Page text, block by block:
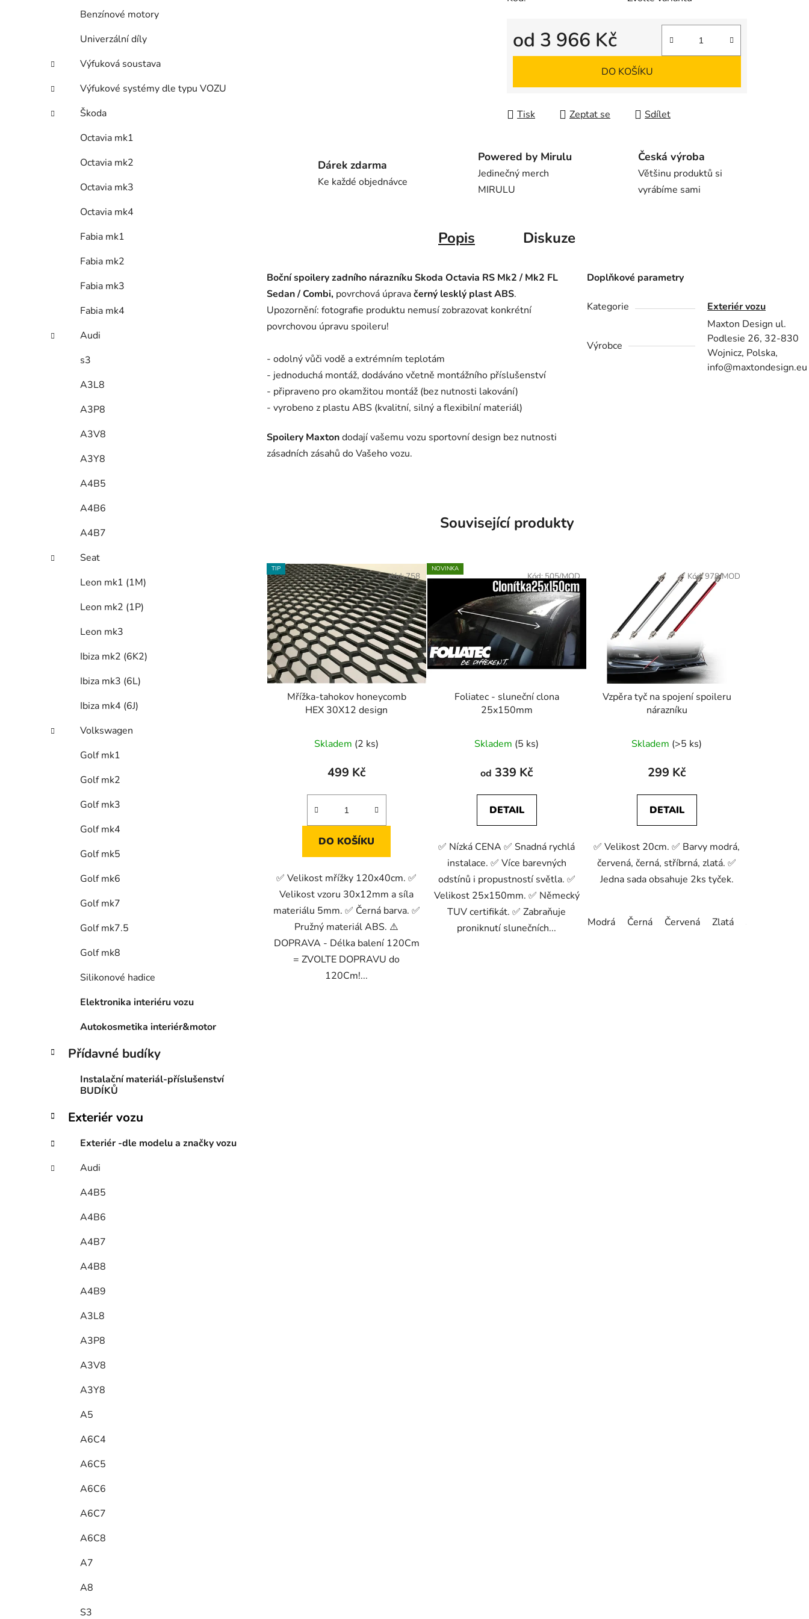
Benzínové motory
Univerzální díly
Výfuková soustava
Výfukové systémy dle typu VOZU
Škoda
Octavia mk1
Octavia mk2
Octavia mk3
Octavia mk4
Fabia mk1
Fabia mk2
Fabia mk3
Fabia mk4
Audi
s3
A3L8
A3P8
A3V8
A3Y8
A4B5
A4B6
A4B7
Seat
Leon mk1 (1M)
Leon mk2 (1P)
Leon mk3
Ibiza mk2 (6K2)
Ibiza mk3 (6L)
Ibiza mk4 (6J)
Volkswagen
Golf mk1
Golf mk2
Golf mk3
Golf mk4
Golf mk5
Golf mk6
Golf mk7
Golf mk7.5
Golf mk8
Silikonové hadice
Elektronika interiéru vozu
Autokosmetika interiér&motor
Přídavné budíky
Instalační materiál-příslušenství
BUDÍKŮ
Exteriér vozu
Exteriér -dle modelu a značky vozu
Audi
A4B5
A4B6
A4B7
A4B8
A4B9
A3L8
A3P8
A3V8
A3Y8
A5
A6C4
A6C5
A6C6
A6C7
A6C8
A7
A8
S3
od 3 966 Kč
Měrná cena:
DO KOŠÍKU
Tisk Zeptat se Sdílet
Dárek zdarma
Ke každé objednávce
Powered by Mirulu
Jedinečný merch
MIRULU
Česká výroba
Většinu produktů si
vyrábíme sami
Popis Diskuze
Boční spoilery zadního nárazníku Skoda Octavia RS Mk2 / Mk2 FL
Sedan / Combi, povrchová úpravačerný lesklý plast ABS.
Upozornění: fotografie produktu nemusí zobrazovat konkrétní
povrchovou úpravu spoileru!
- odolný vůči vodě a extrémním teplotám
- jednoduchá montáž, dodáváno včetně montážního příslušenství
- připraveno pro okamžitou montáž (bez nutnosti lakování)
- vyrobeno z plastu ABS (kvalitní, silný a flexibilní materiál)
Spoilery Maxtondodají vašemu vozu sportovní design bez nutnosti
zásadních zásahů do Vašeho vozu.
Doplňkové parametry
Kategorie Exteriér vozu
Výrobce
Maxton Design ul.
Podlesie 26, 32-830
Wojnicz, Polska,
info@maxtondesign.eu
Související produkty
TIP
Mřížka-tahokov honeycomb
HEX 30X12 design
Skladem (2 ks)
499 Kč
DO KOŠÍKU
✅ Velikost mřížky 120x40cm. ✅
Velikost vzoru 30x12mm a síla
materiálu 5mm. ✅ Černá barva. ✅
Pružný materiál ABS. ⚠️
DOPRAVA - Délka balení 120Cm
= ZVOLTE DOPRAVU do
120Cm!...
Kód:758
NOVINKA
Foliatec - sluneční clona
25x150mm
Skladem (5 ks)
od 339 Kč
DETAIL
✅ Nízká CENA ✅ Snadná rychlá
instalace. ✅ Více barevných
odstínů i propustností světla. ✅
Velikost 25x150mm. ✅ Německý
TUV certifikát. ✅ Zabraňuje
proniknutí slunečních...
Kód:505/MOD
Vzpěra tyč na spojení spoileru
nárazníku
Skladem (>5 ks)
299 Kč
DETAIL
✅ Velikost 20cm. ✅ Barvy modrá,
červená, černá, stříbrná, zlatá. ✅
Jedna sada obsahuje 2ks tyček.
Modrá Černá Červená Zlatá Stříbrná
Kód:978/MOD